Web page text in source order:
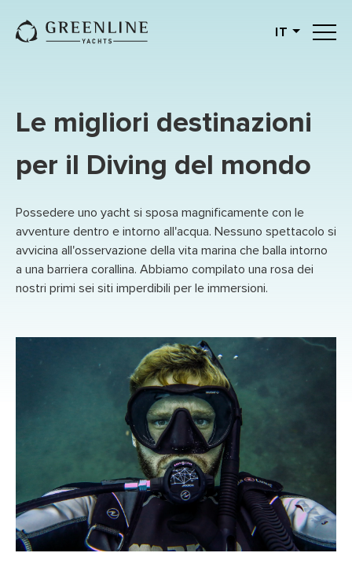
IT
French
Russian
Le migliori destinazioni
per il Diving del mondo
Possedere uno yacht si sposa magnificamente con le
avventure dentro e intorno all'acqua. Nessuno spettacolo si
avvicina all'osservazione della vita marina che balla intorno
a una barriera corallina. Abbiamo compilato una rosa dei
nostri primi sei siti imperdibili per le immersioni.